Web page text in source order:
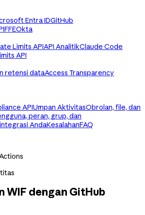
Entra IDGitHub
Okta
Limits APIAPI AnalitikClaude Code
API
retensi dataAccess Transparency
APIUmpan AktivitasObrolan, file, dan
peran, grup, dan
AndaKesalahanFAQ
WIF dengan GitHub